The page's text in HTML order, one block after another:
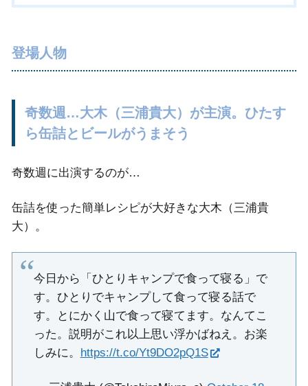
登場人物
奇数週…大木（三浦貴大）が主演。ひたす
ら缶詰とビールがうまそう
奇数週に出演するのが…
缶詰を使った簡単レシピが大好きな大木（三浦貴
大）。
今日から「ひとりキャンプで食って寝る」で
す。ひとりでキャンプして食って寝る話で
す。とにかく山で食って寝てます。なんてこ
った。説明がこれ以上思い浮かばねえ。お楽
しみに。 https://t.co/Yt9DO2pQ1S